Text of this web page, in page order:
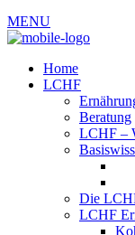
MENU
Home
LCHF
Beratung
LCHF –
Die
LCHF